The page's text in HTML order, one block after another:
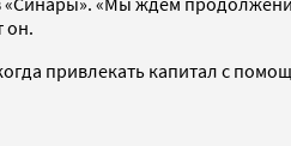
он.
привлекать капитал с